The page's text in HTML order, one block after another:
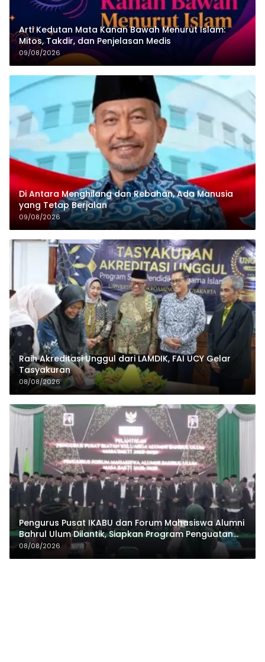
Arti Kedutan Mata Kanan Bawah Menurut Islam:
Mitos, Takdir, dan Penjelasan Medis
09/08/2026
Di Antara Menghilang dan Rebahan, Ada Manusia
yang Tetap Berjalan
09/08/2026
Raih Akreditasi Unggul dari LAMDIK, FAI UCY Gelar
Tasyakuran
08/08/2026
Pengurus Pusat IKABU dan Forum Mahasiswa Alumni
Bahrul Ulum Dilantik, Siapkan Program Penguatan
Organisasi dan Ekonomi
08/08/2026